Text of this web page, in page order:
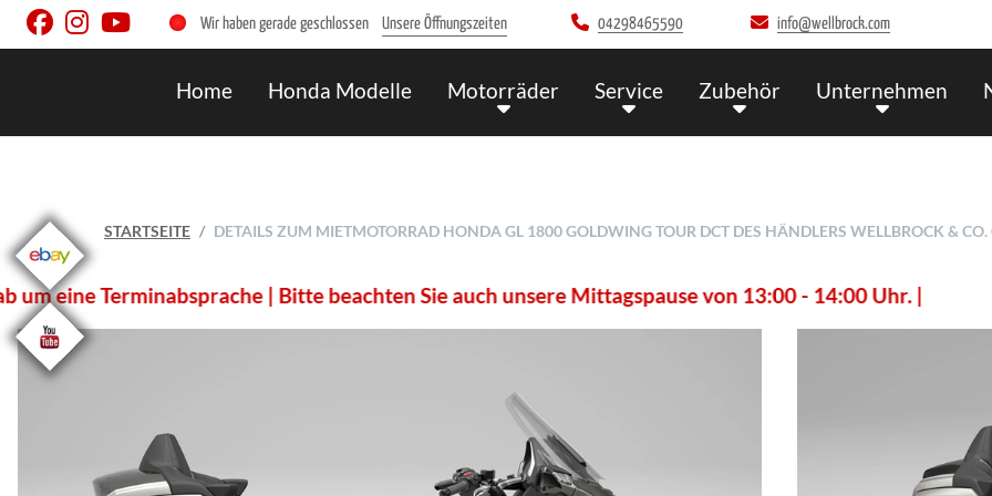
Wir haben gerade geschlossen Unsere Öffnungszeiten 04298465590 info@wellbrock.com
Home Honda Modelle Motorräder Service Zubehör Unternehmen
STARTSEITE DETAILS ZUM MIETMOTORRAD HONDA GL 1800 GOLDWING TOUR DCT DES HÄNDLERS WELLBROCK &
| Bitte beachten Sie auch unsere Mittagspause von 13:00 - 14:00 Uhr. |